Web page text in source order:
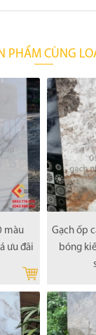
PHẨM CÙNG
màu
ưu đãi
Gạch ốp
bóng